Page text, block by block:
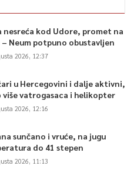
nesreća kod Udore, promet na
Neum potpuno obustavljen
2026, 12:37
u Hercegovini i dalje aktivni,
više vatrogasaca i helikopter
2026, 12:16
sunčano i vruće, na jugu
do 41 stepen
2026, 11:13